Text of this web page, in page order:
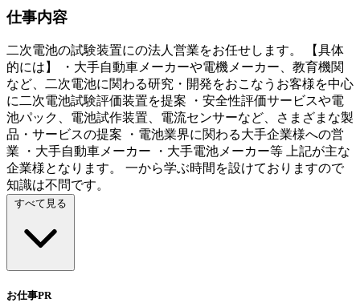
仕事内容
二次電池の試験装置にの法人営業をお任せします。 【具体
的には】 ・大手自動車メーカーや電機メーカー、教育機関
など、二次電池に関わる研究・開発をおこなうお客様を中心
に二次電池試験評価装置を提案 ・安全性評価サービスや電
池パック、電池試作装置、電流センサーなど、さまざまな製
品・サービスの提案 ・電池業界に関わる大手企業様への営
業 ・大手自動車メーカー ・大手電池メーカー等 上記が主な
企業様となります。 一から学ぶ時間を設けておりますので
知識は不問です。
すべて見る
お仕事PR